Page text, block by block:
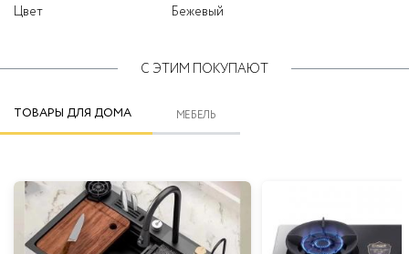
Цвет
Бежевый
С ЭТИМ ПОКУПАЮТ
ТОВАРЫ ДЛЯ ДОМА МЕБЕЛЬ